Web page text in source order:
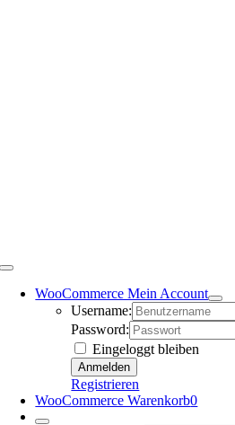
WooCommerce Mein Account
Username:
Password:
Eingeloggt bleiben
Registrieren
WooCommerce Warenkorb0